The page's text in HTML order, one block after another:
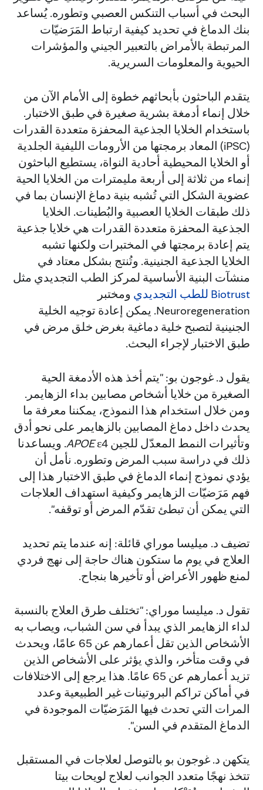
البحث في أسباب التنكس العصبي وتطوره. يُساعد
بنك الدماغ في تحديد كيفية ارتباط المَرَضيّات
المرتبطة بالأمراض بالتعبير الجيني والمؤشرات
الحيوية والمعلومات السريرية.
يتقدم الباحثون بأبحاثهم خطوة إلى الأمام الآن من
خلال إنماء أدمغة بشرية صغيرة في طبق الاختبار.
باستخدام الخلايا الجذعية المحفزة متعددة القدرات
(iPSC) المعاد برمجتها من الأرومات الليفية الجلدية
أو الخلايا المحيطية أحادية النواة، يستطيع الباحثون
إنماء من ثلاثة إلى أربعة مليمترات من الخلايا الحية
عضوية الشكل التي تُشبه بنية دماغ الإنسان بما في
ذلك طبقات الخلايا العصبية والبُطينات. الخلايا
الجذعية المحفزة متعددة القدرات هي خلايا جذعية
يتم إعادة برمجتها في المختبرات ولكنها تشبه
الخلايا الجذعية الجنينية. وتُنتج بشكل معتاد في
منشآت البنية الأساسية لمركز الطب التجديدي مثل
Biotrust للطب التجديدي
ومختبر
Neuroregeneration. يمكن إعادة توجيه الخلية
الجنينية لتصبح خلية دماغية بغرض خلق مرض في
طبق الاختبار لإجراء البحث.
يقول د. غوجون بو: "يتم أخذ هذه الأدمغة الحية
الصغيرة من خلايا أشخاص مصابين بداء الزهايمر.
ومن خلال استخدام هذا النموذج، يمكننا معرفة ما
يحدث داخل دماغ المصابين بالزهايمر على نحو أدق
وتأثيرات النمط المعدّل للجين
APOEε4. ويساعدنا
ذلك في دراسة سبب المرض وتطوره. نأمل أن
يؤدي نموذج إنماء الدماغ في طبق الاختبار هذا إلى
فهم مَرَضيّات الزهايمر وكيفية استهداف العلاجات
التي يمكن أن تبطئ تقدّم المرض أو توقفه".
تضيف د. ميليسا موراي قائلة: إنه عندما يتم تحديد
العلاج في يوم ما ستكون هناك حاجة إلى نهج فردي
لمنع ظهور الأعراض أو تأخيرها بنجاح.
تقول د. ميليسا موراي: "تختلف طرق العلاج بالنسبة
لداء الزهايمر الذي يبدأ في سن الشباب، ويصاب به
الأشخاص الذين تقل أعمارهم عن 65 عامًا، ويحدث
في وقت متأخر، والذي يؤثر على الأشخاص الذين
تزيد أعمارهم عن 65 عامًا. هذا يرجع إلى الاختلافات
في أماكن تراكم البروتينات غير الطبيعية وعدد
المرات التي تحدث فيها المَرَضيّات الموجودة في
الدماغ المتقدم في السن".
يتكهن د. غوجون بو بالتوصل لعلاجات في المستقبل
تتخذ نهجًا متعدد الجوانب لعلاج لويحات بيتا